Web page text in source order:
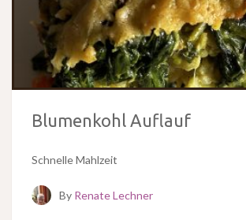
Blumenkohl Auflauf
Schnelle Mahlzeit
By Renate Lechner